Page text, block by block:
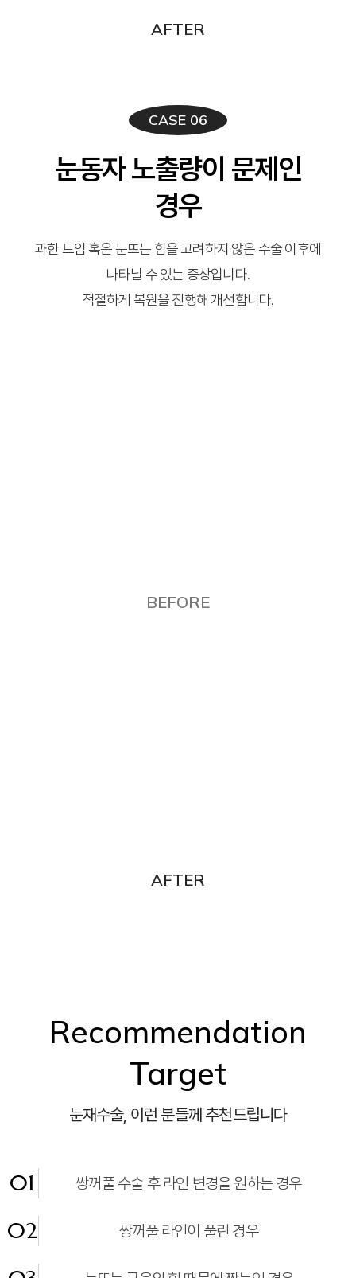
AFTER
CASE 06
눈동자 노출량이 문제인
경우
과한 트임 혹은 눈뜨는 힘을 고려하지 않은 수술 이후에
나타날 수 있는 증상입니다.
적절하게 복원을 진행해 개선합니다.
BEFORE
AFTER
Recommendation
Target
눈재수술, 이런 분들께 추천드립니다
01 쌍꺼풀 수술 후 라인 변경을 원하는 경우
02 쌍꺼풀 라인이 풀린 경우